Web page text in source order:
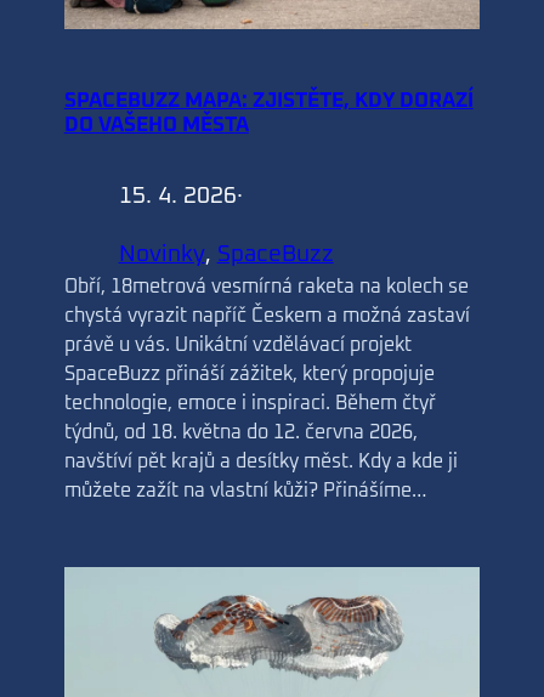
SPACEBUZZ MAPA: ZJISTĚTE, KDY DORAZÍ
DO VAŠEHO MĚSTA
15. 4. 2026·
Novinky, SpaceBuzz
Obří, 18metrová vesmírná raketa na kolech se
chystá vyrazit napříč Českem a možná zastaví
právě u vás. Unikátní vzdělávací projekt
SpaceBuzz přináší zážitek, který propojuje
technologie, emoce i inspiraci. Během čtyř
týdnů, od 18. května do 12. června 2026,
navštíví pět krajů a desítky měst. Kdy a kde ji
můžete zažít na vlastní kůži? Přinášíme…